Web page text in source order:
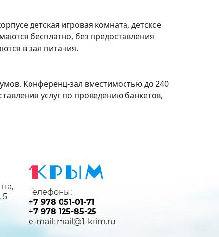
детская игровая комната, детское
бесплатно, без предоставления
в зал питания.
Конференц-зал вместимостью до 240
услуг по проведению банкетов,
5
Телефоны:
+7 978 051-01-71
+7 978 125-85-25
e-mail: mail@1-krim.ru